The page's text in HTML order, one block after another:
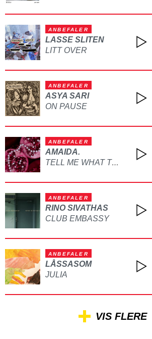
ANBEFALER
LASSE SLITEN
LITT OVER
ANBEFALER
ASYA SARI
ON PAUSE
ANBEFALER
AMAIDA.
TELL ME WHAT TO DO
ANBEFALER
RINO SIVATHAS
CLUB EMBASSY
ANBEFALER
LÅSSASOM
JULIA
VIS FLERE